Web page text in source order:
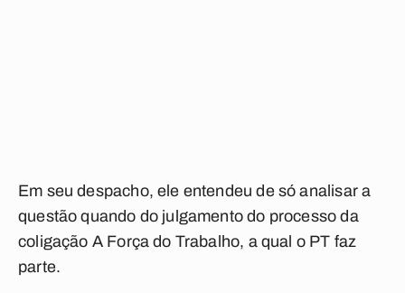
Em seu despacho, ele entendeu de só analisar a
questão quando do julgamento do processo da
coligação A Força do Trabalho, a qual o PT faz
parte.